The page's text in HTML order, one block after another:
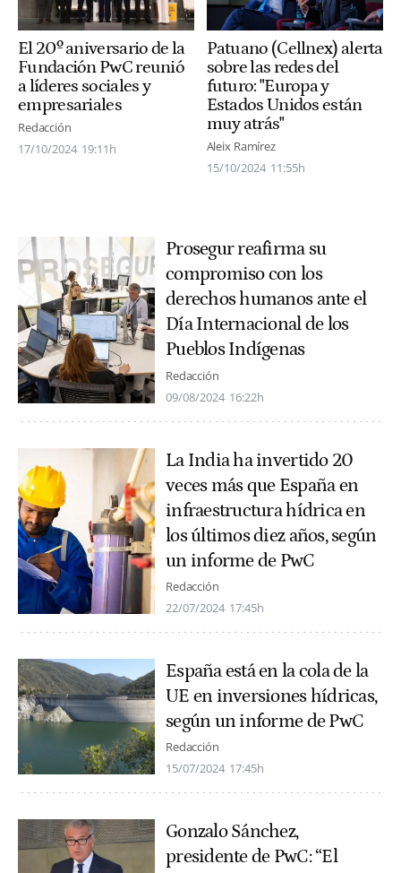
El 20º aniversario de la
Fundación PwC reunió
a líderes sociales y
empresariales
Redacción
17/10/2024 19:11h
Patuano (Cellnex) alerta
sobre las redes del
futuro: "Europa y
Estados Unidos están
muy atrás"
Aleix Ramírez
15/10/2024 11:55h
Prosegur reafirma su
compromiso con los
derechos humanos ante el
Día Internacional de los
Pueblos Indígenas
Redacción
09/08/2024 16:22h
La India ha invertido 20
veces más que España en
infraestructura hídrica en
los últimos diez años, según
un informe de PwC
Redacción
22/07/2024 17:45h
España está en la cola de la
UE en inversiones hídricas,
según un informe de PwC
Redacción
15/07/2024 17:45h
Gonzalo Sánchez,
presidente de PwC: “El